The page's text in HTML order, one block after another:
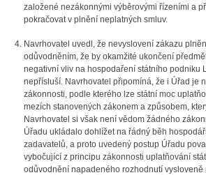
založené nezákonnými výběrovými řízeními a
pokračovat v plnění neplatných smluv.
Navrhovatel uvedl, že nevyslovení zákazu
odůvodněním, že by okamžité ukončení
negativní vliv na hospodaření státního podniku
nepřísluší. Navrhovatel připomíná, že i Úřad je
zákonnosti, podle kterého lze státní moc
mezích stanovených zákonem a způsobem,
Navrhovatel si však není vědom žádného
Úřadu ukládalo dohlížet na řádný běh
zadavatelů, a proto uvedený postup Úřadu
vybočující z principu zákonnosti uplatňování
odůvodnění napadeného rozhodnutí vysloveně